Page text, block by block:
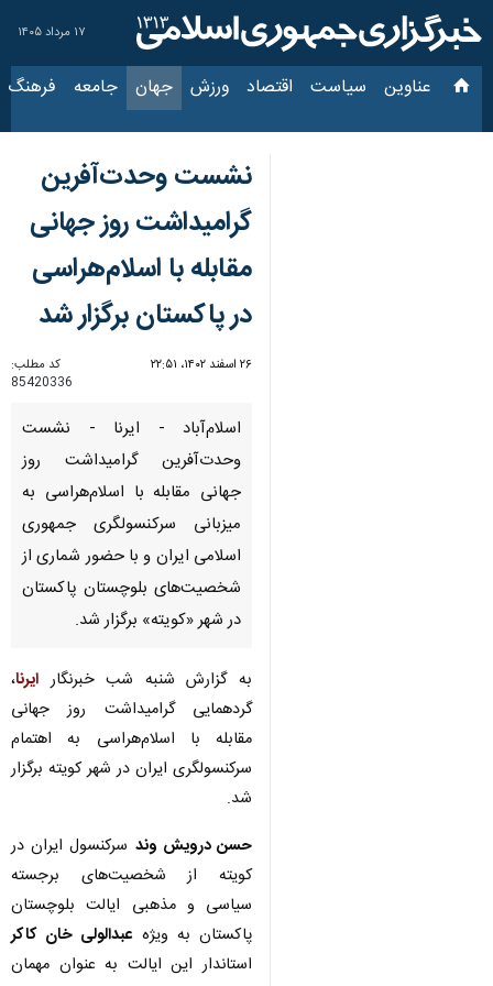
۱۷ مرداد ۱۴۰۵
عناوین‌ سیاست اقتصاد ورزش جهان جامعه فرهنگ
نشست وحدت‌آفرین
گرامیداشت روز جهانی
مقابله با اسلام‌هراسی
در پاکستان برگزار شد
۲۶ اسفند ۱۴۰۲، ۲۲:۵۱
کد مطلب:
85420336
اسلام‌آباد - ایرنا - نشست
وحدت‌آفرین گرامیداشت روز
جهانی مقابله با اسلام‌هراسی به
میزبانی سرکنسولگری جمهوری
اسلامی ایران و با حضور شماری از
شخصیت‌های بلوچستان پاکستان
در شهر «کویته» برگزار شد.
به گزارش شنبه شب خبرنگار ایرنا،
گردهمایی گرامیداشت روز جهانی
مقابله با اسلام‌هراسی به اهتمام
سرکنسولگری ایران در شهر کویته برگزار
شد.
حسن درویش وند سرکنسول ایران در
کویته از شخصیت‌های برجسته
سیاسی و مذهبی ایالت بلوچستان
پاکستان به ویژه عبدالولی خان کاکر
استاندار این ایالت به عنوان مهمان